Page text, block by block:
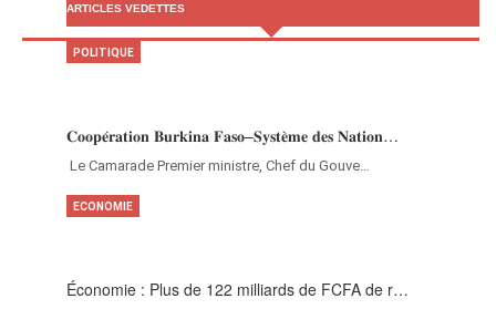
ARTICLES VEDETTES
𝐂𝐨𝐨𝐩𝐞́𝐫𝐚𝐭𝐢𝐨𝐧 𝐁𝐮𝐫𝐤𝐢𝐧𝐚 𝐅𝐚𝐬𝐨–𝐒𝐲𝐬𝐭𝐞̀𝐦𝐞 𝐝𝐞𝐬 𝐍𝐚𝐭𝐢𝐨𝐧…
‎Le Camarade Premier ministre, Chef du Gouve…
POLITIQUE
Économie : Plus de 122 milliards de FCFA de r…
ECONOMIE